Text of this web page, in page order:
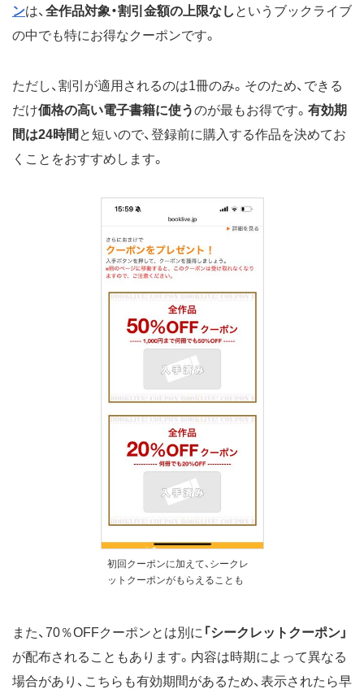
ンは、 全作品対象・割引金額の上限なし というブックライブ
の中でも特にお得なクーポンです。
ただし、割引が適用されるのは1冊のみ。そのため、できる
だけ価格の高い電子書籍に使うのが最もお得です。 有効期
間は24時間 と短いので、登録前に購入する作品を決めてお
くことをおすすめします。
初回クーポンに加えて、シークレ
ットクーポンがもらえることも
また、70％OFFクーポンとは別に 「シークレットクーポン」
が配布されることもあります。内容は時期によって異なる
場合があり、こちらも有効期間があるため、表示されたら早